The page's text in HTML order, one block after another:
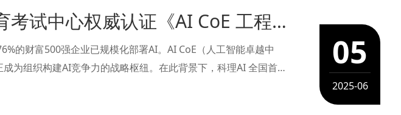
全国首创！工信部教育考试中心权威认证《AI CoE 工程师》职业能力证书重磅发布
的财富500强企业已规模化部署AI。AI CoE（人工智能卓越中
为组织构建AI竞争力的战略枢纽。在此背景下，科理AI 全国首创
05
2025-06